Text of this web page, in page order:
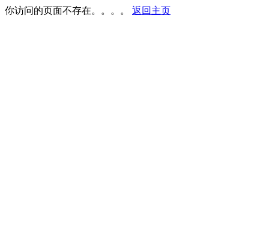
你访问的页面不存在。。。。 返回主页